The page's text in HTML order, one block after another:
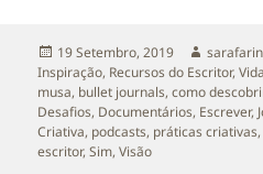
Publicado
a
19 Setembro, 2019 Autor
Inspiração, Recursos do Escritor,
musa, bullet journals,como
Desafios, Documentários, Escrever,
Criativa, podcasts, práticas criativas,
escritor,Sim,Visão